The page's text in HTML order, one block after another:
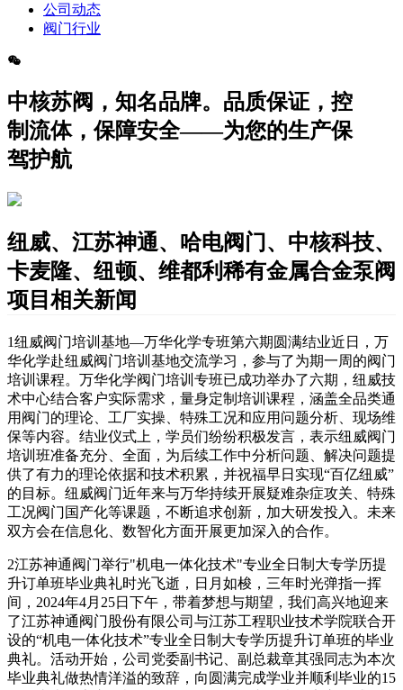
公司动态
阀门行业
中核苏阀，知名品牌。品质保证，控
制流体，保障安全——为您的生产保
驾护航
纽威、江苏神通、哈电阀门、中核科技、
卡麦隆、纽顿、维都利稀有金属合金泵阀
项目相关新闻
1纽威阀门培训基地—万华化学专班第六期圆满结业近日，万
华化学赴纽威阀门培训基地交流学习，参与了为期一周的阀门
培训课程。万华化学阀门培训专班已成功举办了六期，纽威技
术中心结合客户实际需求，量身定制培训课程，涵盖全品类通
用阀门的理论、工厂实操、特殊工况和应用问题分析、现场维
保等内容。 结业仪式上，学员们纷纷积极发言，表示纽威阀门
培训班准备充分、全面，为后续工作中分析问题、解决问题提
供了有力的理论依据和技术积累，并祝福早日实现“百亿纽威”
的目标。纽威阀门近年来与万华持续开展疑难杂症攻关、特殊
工况阀门国产化等课题，不断追求创新，加大研发投入。未来
双方会在信息化、数智化方面开展更加深入的合作。
2江苏神通阀门举行"机电一体化技术"专业全日制大专学历提
升订单班毕业典礼时光飞逝，日月如梭，三年时光弹指一挥
间，2024年4月25日下午，带着梦想与期望，我们高兴地迎来
了江苏神通阀门股份有限公司与江苏工程职业技术学院联合开
设的“机电一体化技术”专业全日制大专学历提升订单班的毕业
典礼。活动开始，公司党委副书记、副总裁章其强同志为本次
毕业典礼做热情洋溢的致辞，向圆满完成学业并顺利毕业的15